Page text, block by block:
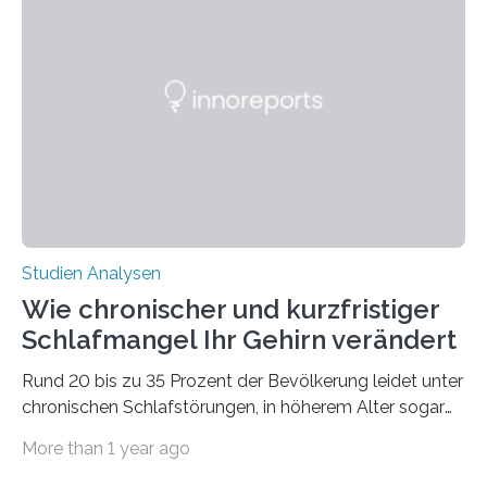
derzeitigen Verbreitungsgebiets bis zum Jahr 2100
Studien Analysen
Wie chronischer und kurzfristiger
Schlafmangel Ihr Gehirn verändert
Rund 20 bis zu 35 Prozent der Bevölkerung leidet unter
chronischen Schlafstörungen, in höherem Alter sogar
Erwachsene kennt zudem ein kurzfristiges Schlafdefizit:
More than 1 year ago